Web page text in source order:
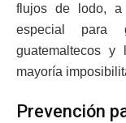
flujos de lodo, a
especial para
guatemaltecos
mayoría
Prevención